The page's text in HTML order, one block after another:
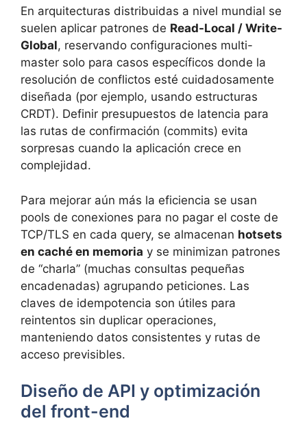
En arquitecturas distribuidas a nivel mundial se
suelen aplicar patrones de Read-Local / Write-
Global, reservando configuraciones multi-
master solo para casos específicos donde la
resolución de conflictos esté cuidadosamente
diseñada (por ejemplo, usando estructuras
CRDT). Definir presupuestos de latencia para
las rutas de confirmación (commits) evita
sorpresas cuando la aplicación crece en
complejidad.
Para mejorar aún más la eficiencia se usan
pools de conexiones para no pagar el coste de
TCP/TLS en cada query, se almacenan hotsets
en caché en memoria y se minimizan patrones
de “charla” (muchas consultas pequeñas
encadenadas) agrupando peticiones. Las
claves de idempotencia son útiles para
reintentos sin duplicar operaciones,
manteniendo datos consistentes y rutas de
acceso previsibles.
Diseño de API y optimización
del front-end